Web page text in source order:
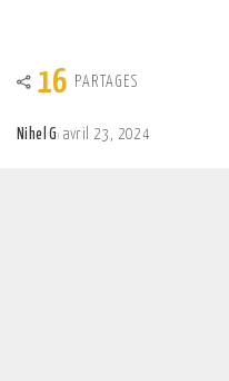
16 PARTAGES
Nihel G avril 23, 2024